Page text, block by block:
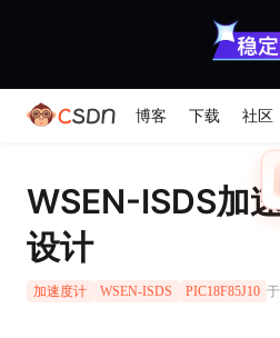
博客 下载 社区
WSEN-ISDS加
设计
加速度计 WSEN-ISDS PIC18F85J10